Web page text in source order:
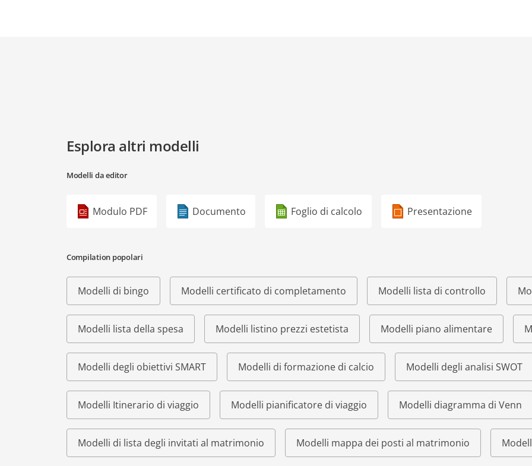
Esplora altri modelli
Modelli da editor
Modulo PDF Documento Foglio di calcolo Presentazione
Compilation popolari
Modelli di bingo Modelli certificato di completamento Modelli lista di controllo
Modelli lista della spesa Modelli listino prezzi estetista Modelli piano alimentare
Modelli degli obiettivi SMART Modelli di formazione di calcio Modelli degli analisi SWOT
Modelli Itinerario di viaggio Modelli pianificatore di viaggio Modelli diagramma di Venn
Modelli di lista degli invitati al matrimonio Modelli mappa dei posti al matrimonio